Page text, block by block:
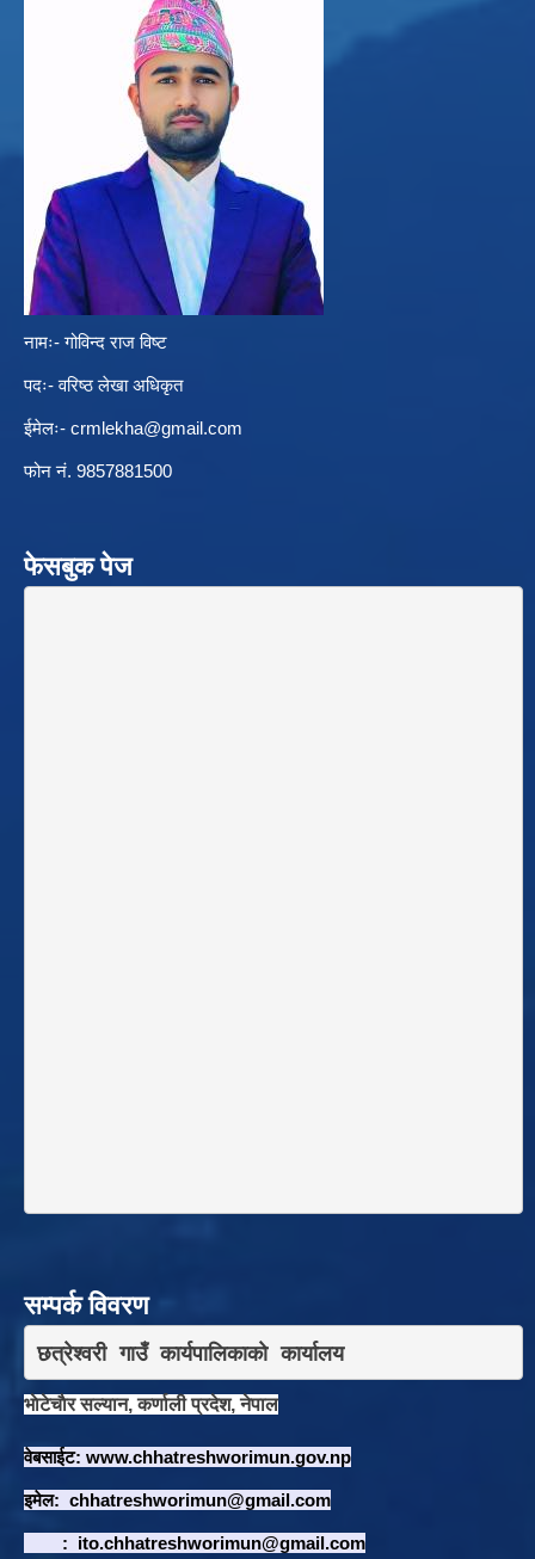
नामः- गोविन्द राज विष्ट
पदः- वरिष्ठ लेखा अधिकृत
ईमेलः- crmlekha@gmail.com
फोन नं. 9857881500
फेसबुक पेज
सम्पर्क विवरण
छत्रेश्वरी गाउँ कार्यपालिकाकाे कार्यालय
भाेटेचाैर सल्यान, कर्णाली प्रदेश, नेपाल
वेबसाईट: www.chhatreshworimun.gov.np
इमेल: chhatreshworimun@gmail.com
: ito.chhatreshworimun@gmail.com